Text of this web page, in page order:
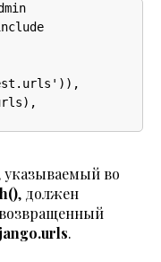
во
, должен
возвращенный
.